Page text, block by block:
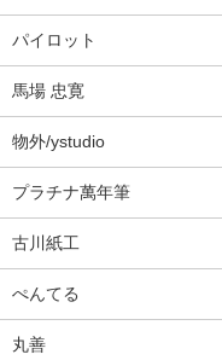
パイロット
馬場 忠寛
物外/ystudio
プラチナ萬年筆
古川紙工
ぺんてる
丸善